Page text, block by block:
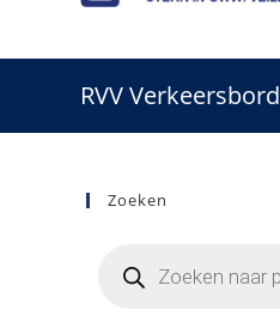
RVV
Zoeken
zoeken